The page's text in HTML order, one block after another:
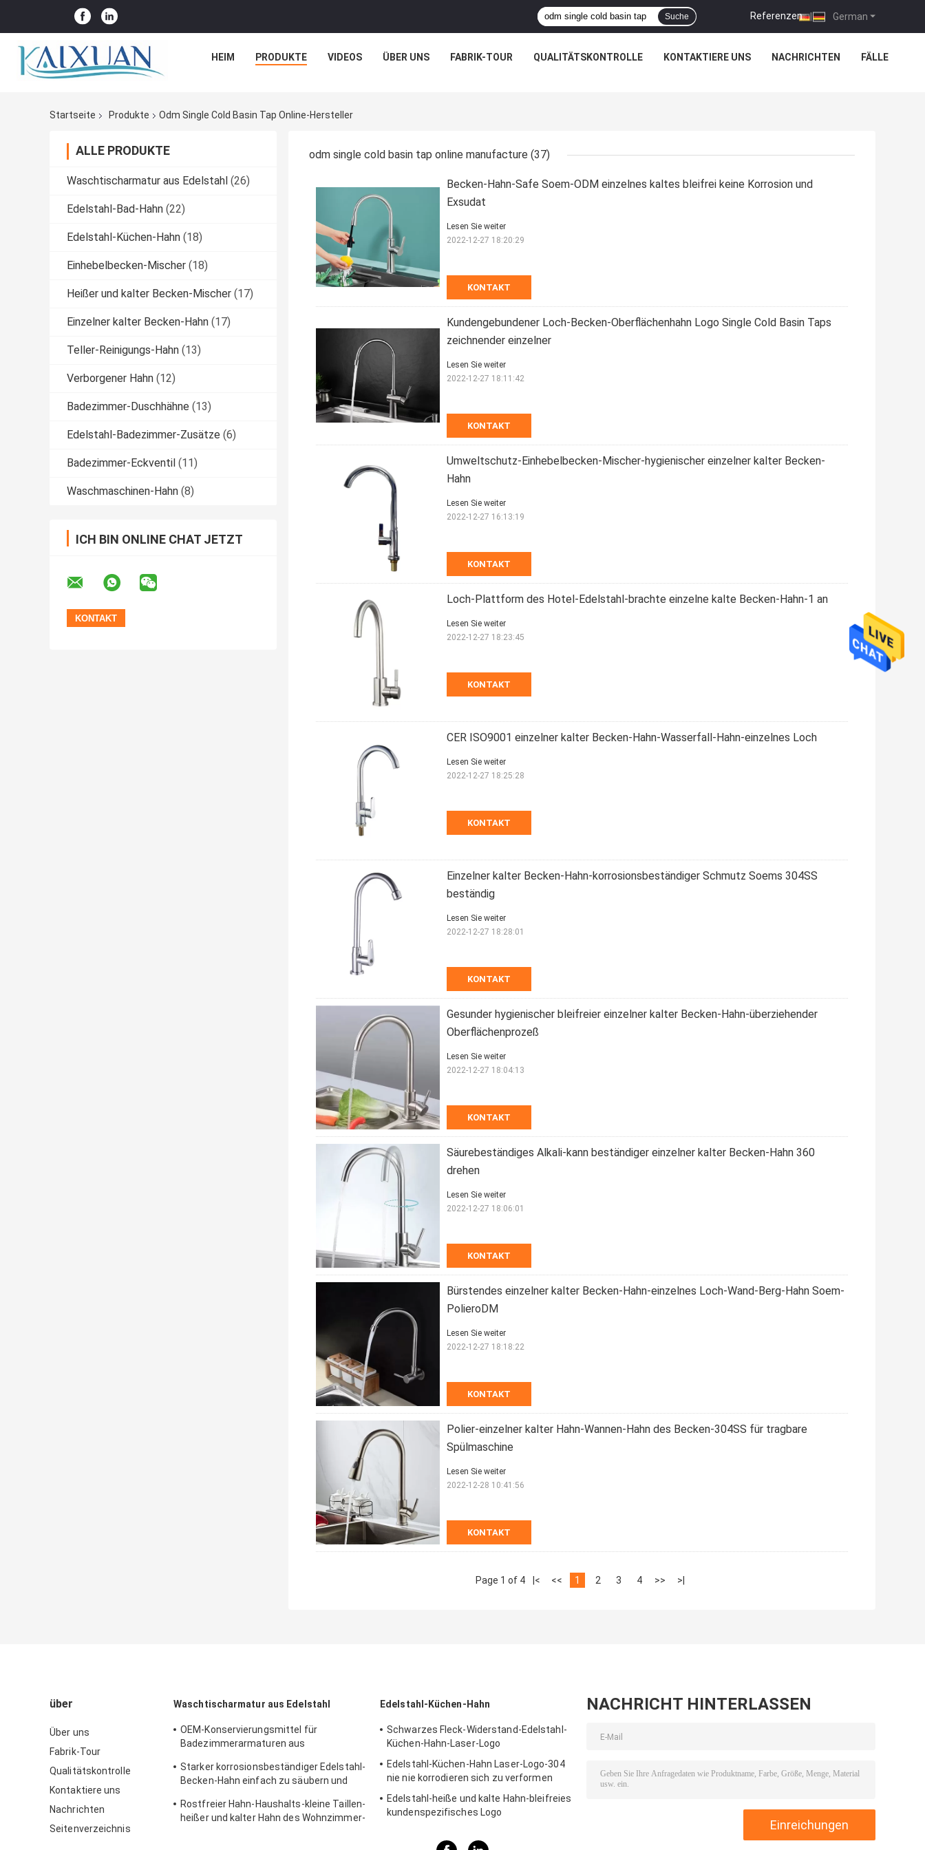
German
Referenzen |
Suche
HEIM PRODUKTE VIDEOS ÜBER UNS FABRIK-TOUR QUALITÄTSKONTROLLE KONTAKTIERE UNS NACHRICHTEN FÄLLE
Startseite Produkte Odm Single Cold Basin Tap Online-Hersteller
ALLE PRODUKTE
Waschtischarmatur aus Edelstahl (26)
Edelstahl-Bad-Hahn (22)
Edelstahl-Küchen-Hahn (18)
Einhebelbecken-Mischer (18)
Heißer und kalter Becken-Mischer (17)
Einzelner kalter Becken-Hahn (17)
Teller-Reinigungs-Hahn (13)
Verborgener Hahn (12)
Badezimmer-Duschhähne (13)
Edelstahl-Badezimmer-Zusätze (6)
Badezimmer-Eckventil (11)
Waschmaschinen-Hahn (8)
ICH BIN ONLINE CHAT JETZT
odm single cold basin tap online manufacture (37)
Becken-Hahn-Safe Soem-ODM einzelnes kaltes bleifrei keine Korrosion und
Exsudat
KONTAKT
Lesen Sie weiter
2022-12-27 18:20:29
Kundengebundener Loch-Becken-Oberflächenhahn Logo Single Cold Basin Taps
zeichnender einzelner
KONTAKT
Lesen Sie weiter
2022-12-27 18:11:42
Umweltschutz-Einhebelbecken-Mischer-hygienischer einzelner kalter Becken-
Hahn
KONTAKT
Lesen Sie weiter
2022-12-27 16:13:19
Loch-Plattform des Hotel-Edelstahl-brachte einzelne kalte Becken-Hahn-1 an
KONTAKT
Lesen Sie weiter
2022-12-27 18:23:45
CER ISO9001 einzelner kalter Becken-Hahn-Wasserfall-Hahn-einzelnes Loch
KONTAKT
Lesen Sie weiter
2022-12-27 18:25:28
Einzelner kalter Becken-Hahn-korrosionsbeständiger Schmutz Soems 304SS
beständig
KONTAKT
Lesen Sie weiter
2022-12-27 18:28:01
Gesunder hygienischer bleifreier einzelner kalter Becken-Hahn-überziehender
Oberflächenprozeß
KONTAKT
Lesen Sie weiter
2022-12-27 18:04:13
Säurebeständiges Alkali-kann beständiger einzelner kalter Becken-Hahn 360
drehen
KONTAKT
Lesen Sie weiter
2022-12-27 18:06:01
Bürstendes einzelner kalter Becken-Hahn-einzelnes Loch-Wand-Berg-Hahn Soem-
PolieroDM
KONTAKT
Lesen Sie weiter
2022-12-27 18:18:22
Polier-einzelner kalter Hahn-Wannen-Hahn des Becken-304SS für tragbare
Spülmaschine
KONTAKT
Lesen Sie weiter
2022-12-28 10:41:56
Page 1 of 4 |< << 1 2 3 4 >> >|
über
Über uns
Fabrik-Tour
Qualitätskontrolle
Kontaktiere uns
Nachrichten
Seitenverzeichnis
Waschtischarmatur aus Edelstahl
OEM-Konservierungsmittel für
Badezimmerarmaturen aus
Starker korrosionsbeständiger Edelstahl-
Becken-Hahn einfach zu säubern und
Rostfreier Hahn-Haushalts-kleine Taillen-
heißer und kalter Hahn des Wohnzimmer-
Edelstahl-Küchen-Hahn
Schwarzes Fleck-Widerstand-Edelstahl-
Küchen-Hahn-Laser-Logo
Edelstahl-Küchen-Hahn Laser-Logo-304
nie nie korrodieren sich zu verformen
Edelstahl-heiße und kalte Hahn-bleifreies
kundenspezifisches Logo
NACHRICHT HINTERLASSEN